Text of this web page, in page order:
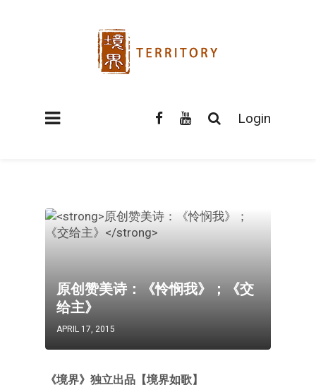
Login
原创赞美诗：《怜悯我》；《交
给主》
APRIL 17, 2015
《境界》独立出品【境界如歌】